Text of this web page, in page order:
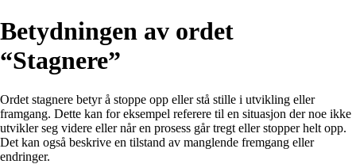
Betydningen av ordet
“Stagnere”
Ordet stagnere betyr å stoppe opp eller stå stille i utvikling eller
framgang. Dette kan for eksempel referere til en situasjon der noe ikke
utvikler seg videre eller når en prosess går tregt eller stopper helt opp.
Det kan også beskrive en tilstand av manglende fremgang eller
endringer.